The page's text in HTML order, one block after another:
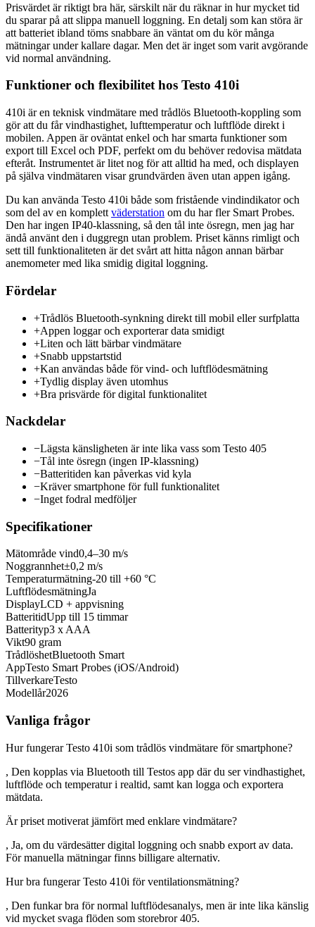
Prisvärdet är riktigt bra här, särskilt när du räknar in hur mycket tid
du sparar på att slippa manuell loggning. En detalj som kan störa är
att batteriet ibland töms snabbare än väntat om du kör många
mätningar under kallare dagar. Men det är inget som varit avgörande
vid normal användning.
Funktioner och flexibilitet hos Testo 410i
410i är en teknisk vindmätare med trådlös Bluetooth-koppling som
gör att du får vindhastighet, lufttemperatur och luftflöde direkt i
mobilen. Appen är oväntat enkel och har smarta funktioner som
export till Excel och PDF, perfekt om du behöver redovisa mätdata
efteråt. Instrumentet är litet nog för att alltid ha med, och displayen
på själva vindmätaren visar grundvärden även utan appen igång.
Du kan använda Testo 410i både som fristående vindindikator och
som del av en komplett väderstation om du har fler Smart Probes.
Den har ingen IP40-klassning, så den tål inte ösregn, men jag har
ändå använt den i duggregn utan problem. Priset känns rimligt och
sett till funktionaliteten är det svårt att hitta någon annan bärbar
anemometer med lika smidig digital loggning.
Fördelar
+Trådlös Bluetooth-synkning direkt till mobil eller surfplatta
+Appen loggar och exporterar data smidigt
+Liten och lätt bärbar vindmätare
+Snabb uppstartstid
+Kan användas både för vind- och luftflödesmätning
+Tydlig display även utomhus
+Bra prisvärde för digital funktionalitet
Nackdelar
−Lägsta känsligheten är inte lika vass som Testo 405
−Tål inte ösregn (ingen IP-klassning)
−Batteritiden kan påverkas vid kyla
−Kräver smartphone för full funktionalitet
−Inget fodral medföljer
Specifikationer
Mätområde vind0,4–30 m/s
Noggrannhet±0,2 m/s
Temperaturmätning-20 till +60 °C
LuftflödesmätningJa
DisplayLCD + appvisning
BatteritidUpp till 15 timmar
Batterityp3 x AAA
Vikt90 gram
TrådlöshetBluetooth Smart
AppTesto Smart Probes (iOS/Android)
TillverkareTesto
Modellår2026
Vanliga frågor
Hur fungerar Testo 410i som trådlös vindmätare för smartphone?
, Den kopplas via Bluetooth till Testos app där du ser vindhastighet,
luftflöde och temperatur i realtid, samt kan logga och exportera
mätdata.
Är priset motiverat jämfört med enklare vindmätare?
, Ja, om du värdesätter digital loggning och snabb export av data.
För manuella mätningar finns billigare alternativ.
Hur bra fungerar Testo 410i för ventilationsmätning?
, Den funkar bra för normal luftflödesanalys, men är inte lika känslig
vid mycket svaga flöden som storebror 405.